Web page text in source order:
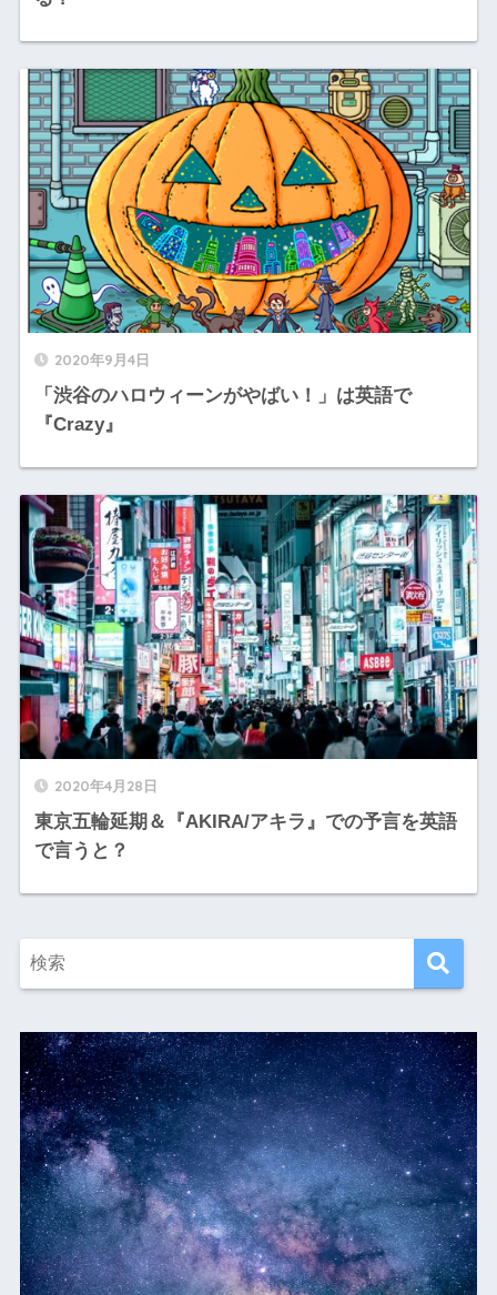
2020年9月4日
「渋谷のハロウィーンがやばい！」は英語で
『Crazy』
2020年4月28日
東京五輪延期＆『AKIRA/アキラ』での予言を英語
で言うと？